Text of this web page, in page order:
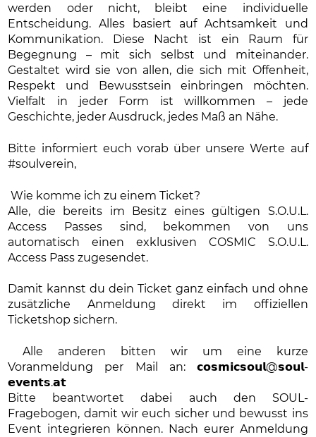
werden oder nicht, bleibt eine individuelle
Entscheidung. Alles basiert auf Achtsamkeit und
Kommunikation. Diese Nacht ist ein Raum für
Begegnung – mit sich selbst und miteinander.
Gestaltet wird sie von allen, die sich mit Offenheit,
Respekt und Bewusstsein einbringen möchten.
Vielfalt in jeder Form ist willkommen – jede
Geschichte, jeder Ausdruck, jedes Maß an Nähe.
Bitte informiert euch vorab über unsere Werte auf
#soulverein,
Wie komme ich zu einem Ticket?
Alle, die bereits im Besitz eines gültigen S.O.U.L.
Access Passes sind, bekommen von uns
automatisch einen exklusiven COSMIC S.O.U.L.
Access Pass zugesendet.
Damit kannst du dein Ticket ganz einfach und ohne
zusätzliche Anmeldung direkt im offiziellen
Ticketshop sichern.
Alle anderen bitten wir um eine kurze
Voranmeldung per Mail an: 𝗰𝗼𝘀𝗺𝗶𝗰𝘀𝗼𝘂𝗹@𝘀𝗼𝘂𝗹-
𝗲𝘃𝗲𝗻𝘁𝘀.𝗮𝘁
Bitte beantwortet dabei auch den SOUL-
Fragebogen, damit wir euch sicher und bewusst ins
Event integrieren können. Nach eurer Anmeldung